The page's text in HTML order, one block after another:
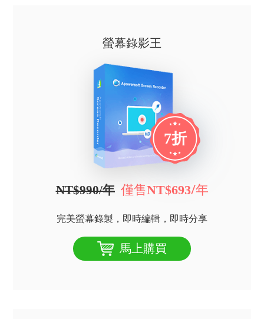
螢幕錄影王
7折
NT$990/年 僅售NT$693/年
完美螢幕錄製，即時編輯，即時分享
馬上購買